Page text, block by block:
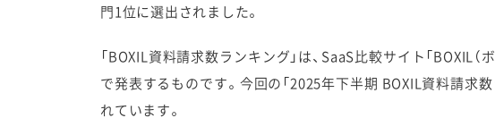
門1位に選出されました。
「BOXIL資料請求数ランキング」は、SaaS比較サイト「
で発表するものです。今回の「2025年下半期 BOXIL資料請求
れています。